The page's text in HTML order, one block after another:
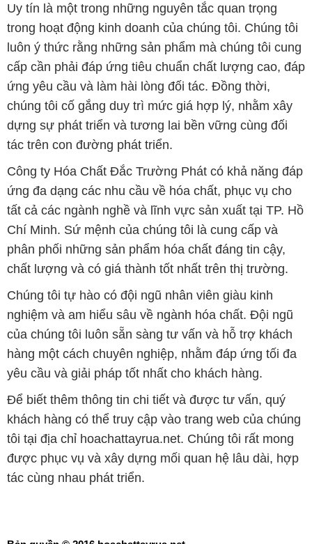
Uy tín là một trong những nguyên tắc quan trọng
trong hoạt động kinh doanh của chúng tôi. Chúng tôi
luôn ý thức rằng những sản phẩm mà chúng tôi cung
cấp cần phải đáp ứng tiêu chuẩn chất lượng cao, đáp
ứng yêu cầu và làm hài lòng đối tác. Đồng thời,
chúng tôi cố gắng duy trì mức giá hợp lý, nhằm xây
dựng sự phát triển và tương lai bền vững cùng đối
tác trên con đường phát triển.
Công ty Hóa Chất Đắc Trường Phát có khả năng đáp
ứng đa dạng các nhu cầu về hóa chất, phục vụ cho
tất cả các ngành nghề và lĩnh vực sản xuất tại TP. Hồ
Chí Minh. Sứ mệnh của chúng tôi là cung cấp và
phân phối những sản phẩm hóa chất đáng tin cậy,
chất lượng và có giá thành tốt nhất trên thị trường.
Chúng tôi tự hào có đội ngũ nhân viên giàu kinh
nghiệm và am hiểu sâu về ngành hóa chất. Đội ngũ
của chúng tôi luôn sẵn sàng tư vấn và hỗ trợ khách
hàng một cách chuyên nghiệp, nhằm đáp ứng tối đa
yêu cầu và giải pháp tốt nhất cho khách hàng.
Để biết thêm thông tin chi tiết và được tư vấn, quý
khách hàng có thể truy cập vào trang web của chúng
tôi tại địa chỉ hoachattayrua.net. Chúng tôi rất mong
được phục vụ và xây dựng mối quan hệ lâu dài, hợp
tác cùng nhau phát triển.